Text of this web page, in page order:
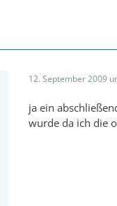
12. September 2009
ja ein
wurde da ich die